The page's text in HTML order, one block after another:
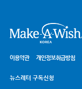
이용약관 개인정보취급방침
뉴스레터 구독신청